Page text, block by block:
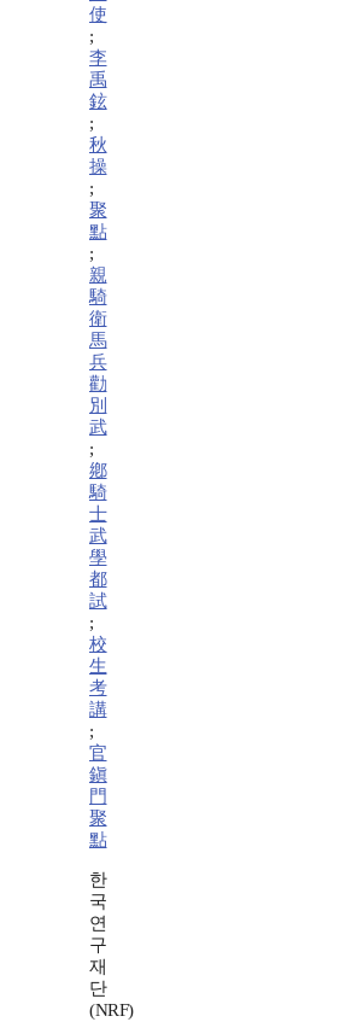
使
;
李
禹
鉉
;
秋
操
;
聚
點
;
親
騎
衛
馬
兵
勸
別
武
;
鄕
騎
士
武
學
都
試
;
校
生
考
講
;
官
鎭
門
聚
點
한
국
연
구
재
단
(NRF)